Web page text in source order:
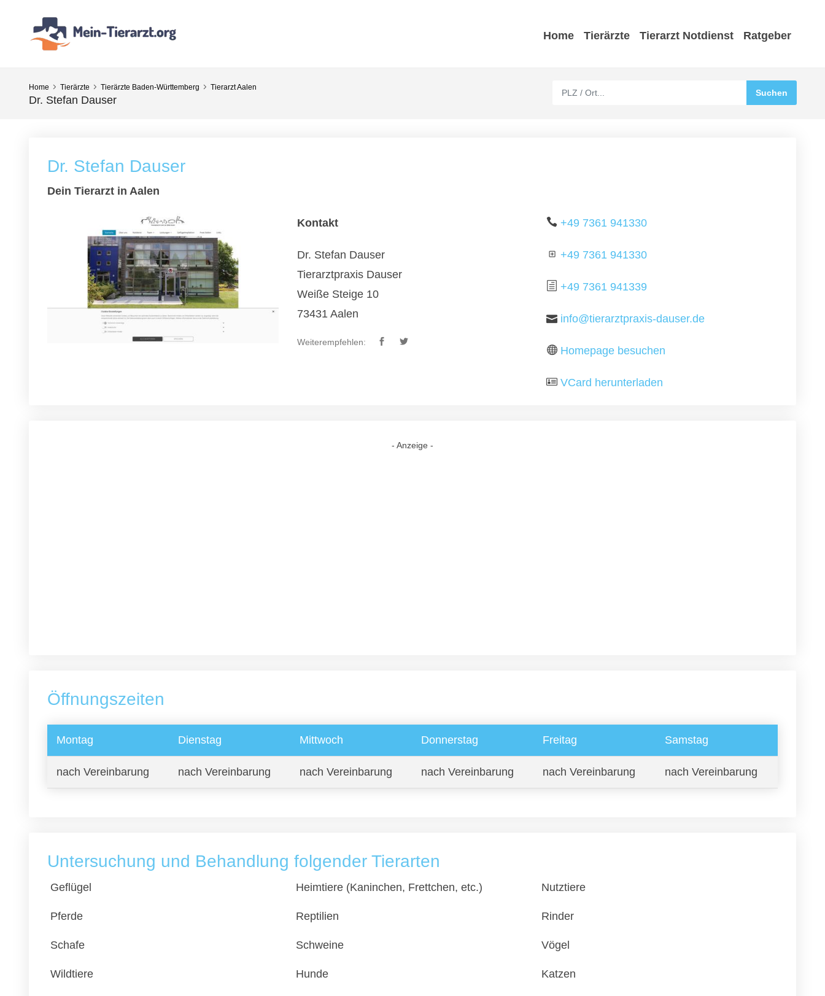
Home Tierärzte Tierarzt Notdienst Ratgeber
Home Tierärzte Tierärzte Baden-Württemberg Tierarzt Aalen
Dr. Stefan Dauser
Dr. Stefan Dauser
Dein Tierarzt in Aalen
Kontakt
Dr. Stefan Dauser
Tierarztpraxis Dauser
Weiße Steige 10
73431 Aalen
Weiterempfehlen:
+49 7361 941330
+49 7361 941330
+49 7361 941339
info@tierarztpraxis-dauser.de
Homepage besuchen
VCard herunterladen
- Anzeige -
Öffnungszeiten
Montag Dienstag Mittwoch Donnerstag Freitag Samstag
nach Vereinbarung nach Vereinbarung nach Vereinbarung nach Vereinbarung nach Vereinbarung nach Vereinbarung
Untersuchung und Behandlung folgender Tierarten
Geflügel Heimtiere (Kaninchen, Frettchen, etc.) Nutztiere
Pferde Reptilien Rinder
Schafe Schweine Vögel
Wildtiere Hunde Katzen